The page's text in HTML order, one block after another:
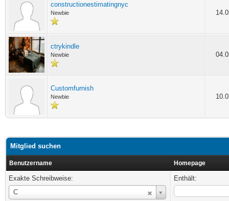
constructionestimatingnyc
Newbie
ctrykindle
Newbie
Customfurnish
Newbie
Mitglied suchen
Benutzername Homepage
Exakte Schreibweise:
C
Benutzername
Enthält: